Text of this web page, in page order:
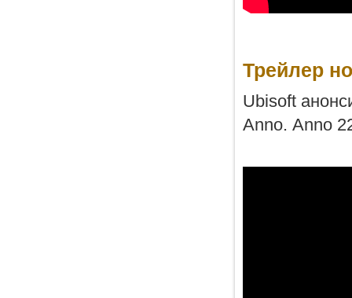
Трейлер
Ubisoft
Anno. Anno